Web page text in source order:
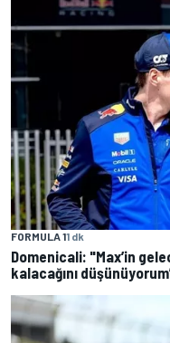
FORMULA 11 dk
Domenicali: "Max’in
kalacağını